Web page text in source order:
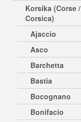
Korsika (Corse /
Corsica)
Ajaccio
Asco
Barchetta
Bastia
Bocognano
Bonifacio